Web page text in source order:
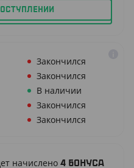
Закончился
Закончился
В наличии
Закончился
Закончился
начислено 4 бонуса